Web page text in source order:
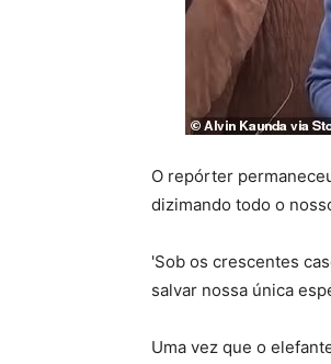
O repórter
dizimando todo o
'Sob os crescentes
salvar nossa única
Uma vez que o